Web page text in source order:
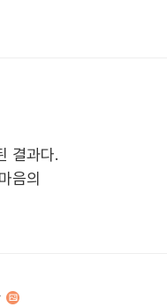
결과다.
음의